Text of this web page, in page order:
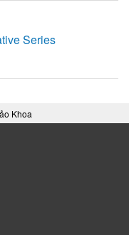
Series
Khoa